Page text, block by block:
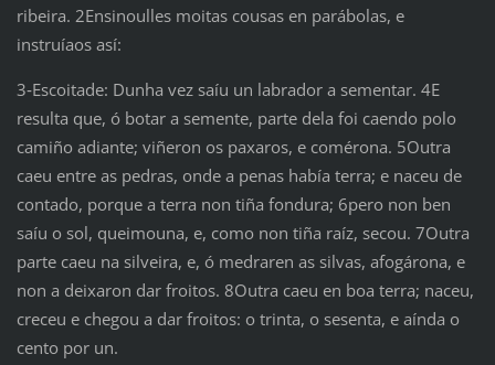
ribeira. 2Ensinoulles moitas cousas en parábolas, e
instruíaos así:
3‑Escoitade: Dunha vez saíu un labrador a sementar. 4E
resulta que, ó botar a semente, parte dela foi caendo polo
camiño adiante; viñeron os paxaros, e comérona. 5Outra
caeu entre as pedras, onde a penas había terra; e naceu de
contado, porque a terra non tiña fondura; 6pero non ben
saíu o sol, queimouna, e, como non tiña raíz, secou. 7Outra
parte caeu na silveira, e, ó medraren as silvas, afogárona, e
non a deixaron dar froitos. 8Outra caeu en boa terra; naceu,
creceu e chegou a dar froitos: o trinta, o sesenta, e aínda o
cento por un.